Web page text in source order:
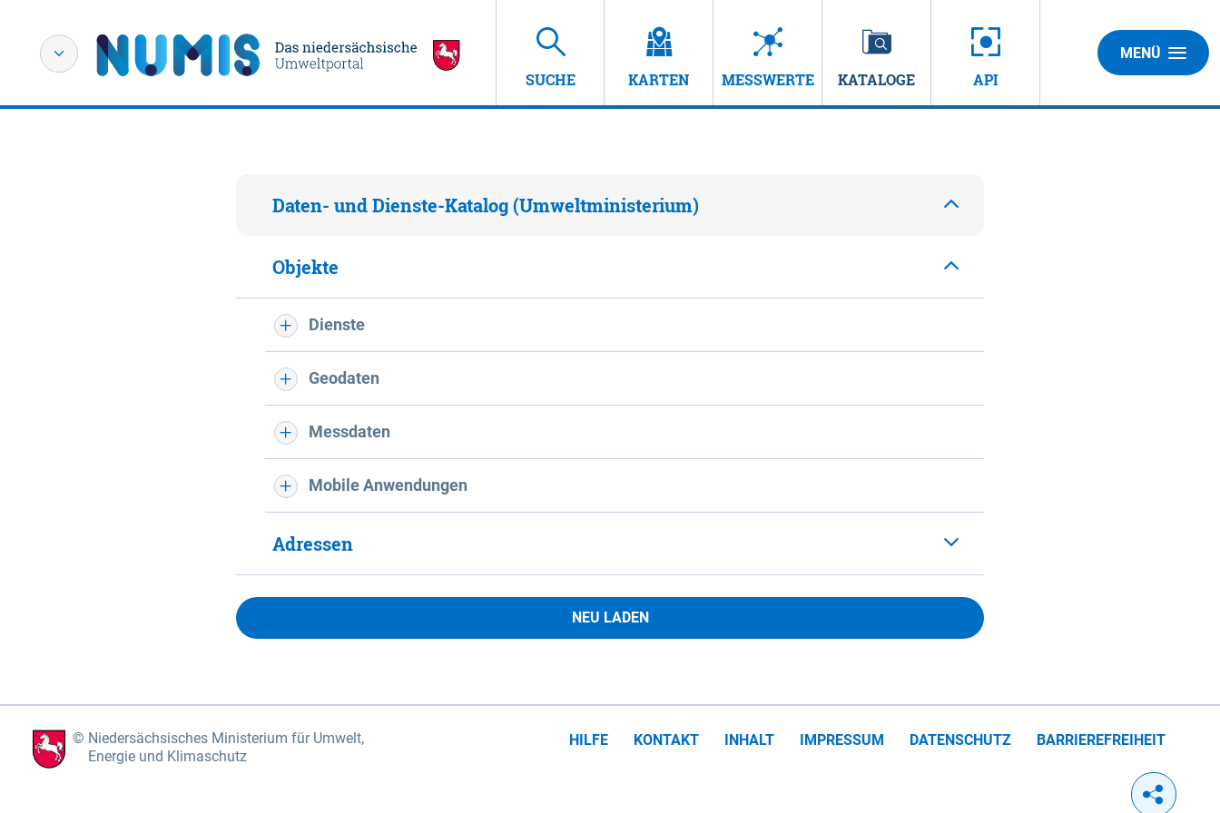
SUCHE KARTEN MESSWERTE KATALOGE API
MENÜ
Daten- und Dienste-Katalog (Umweltministerium)
Objekte
Dienste
Geodaten
Messdaten
Mobile Anwendungen
Adressen
NEU LADEN
Niedersächsisches Ministerium für Umwelt,
Energie und Klimaschutz
HILFE KONTAKT INHALT IMPRESSUM DATENSCHUTZ BARRIEREFREIHEIT